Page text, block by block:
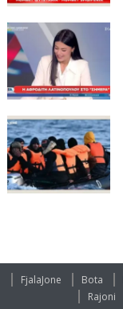
FjalaJone Bota
Rajoni